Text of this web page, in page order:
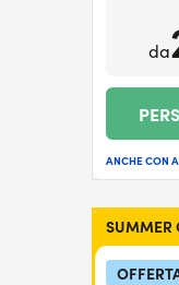
da
ANCHE CON
SUMMER